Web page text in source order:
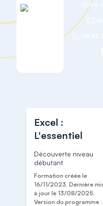
Votre
Excel :
L'essentiel
Découverte niveau
débutant
Formation créée le
16/11/2023. Dernière
à jour le 13/08/2025.
Version du programme :